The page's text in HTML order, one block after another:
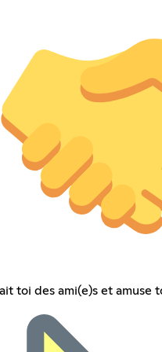
toi des ami(e)s et amuse